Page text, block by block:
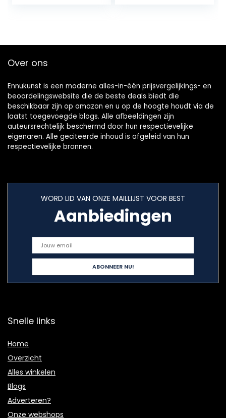
Over ons
Ennukunst is een moderne alles-in-één prijsvergelijkings- en
beoordelingswebsite die de beste deals biedt die
beschikbaar zijn op amazon en u op de hoogte houdt via de
laatst toegevoegde blogs. Alle afbeeldingen zijn
auteursrechtelijk beschermd door hun respectievelijke
eigenaren. Alle geciteerde inhoud is afgeleid van hun
respectievelijke bronnen.
WORD LID VAN ONZE MAILLIJST VOOR BEST
Aanbiedingen
Snelle links
Home
Overzicht
Alles winkelen
Blogs
Adverteren?
Onze webshops